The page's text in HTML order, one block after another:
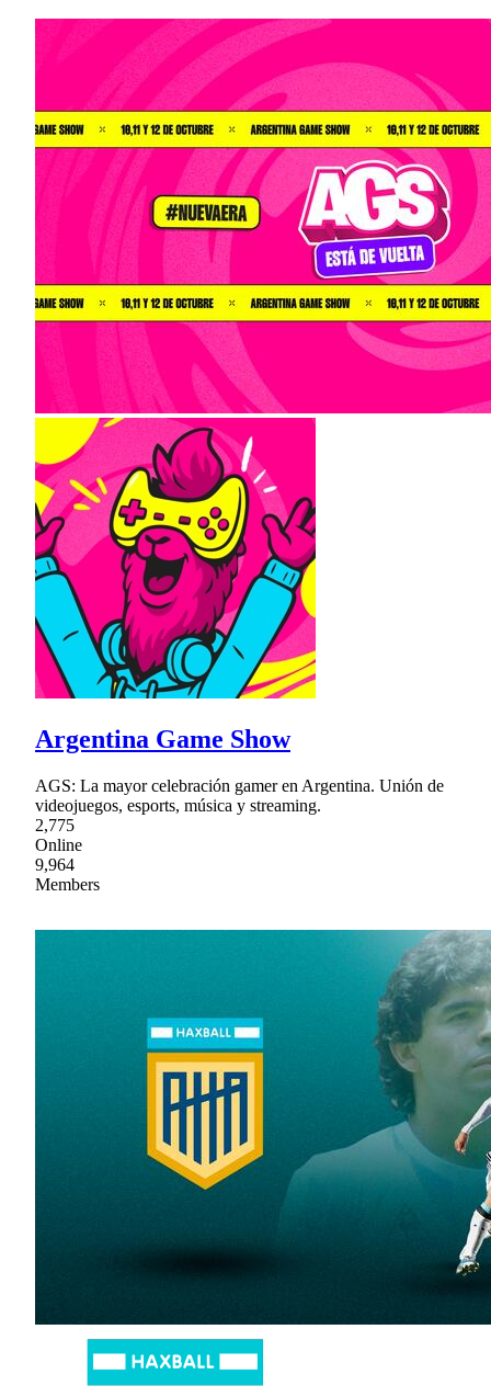
Argentina Game Show
AGS: La mayor celebración gamer en Argentina. Unión de
videojuegos, esports, música y streaming.
2,775
Online
9,964
Members